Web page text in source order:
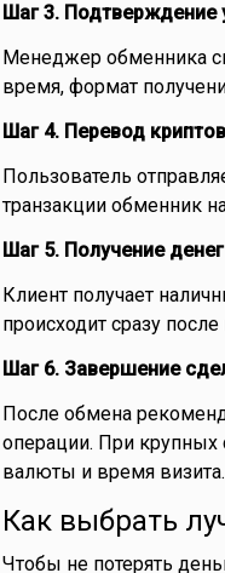
Шаг 3. Подтверждение
Менеджер обменника
время, формат
Шаг 4. Перевод
Пользователь
транзакции обменник
Шаг 5. Получение денег
Клиент получает
происходит сразу
Шаг 6. Завершение
После обмена
операции. При крупных
валюты и время визита.
Как выбрать
Чтобы не потерять